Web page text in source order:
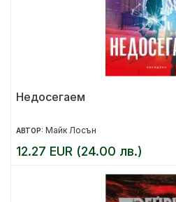
Недосегаем
АВТОР: Майк Лосън
12.27 EUR (24.00 лв.)